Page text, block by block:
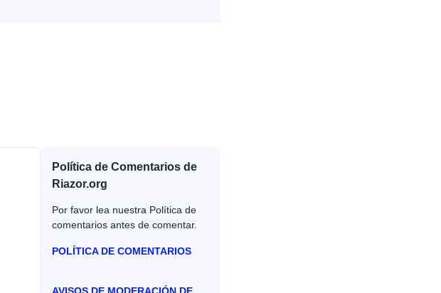
Política de Comentarios de
Riazor.org
Por favor lea nuestra Política de
comentarios antes de comentar.
POLÍTICA DE COMENTARIOS